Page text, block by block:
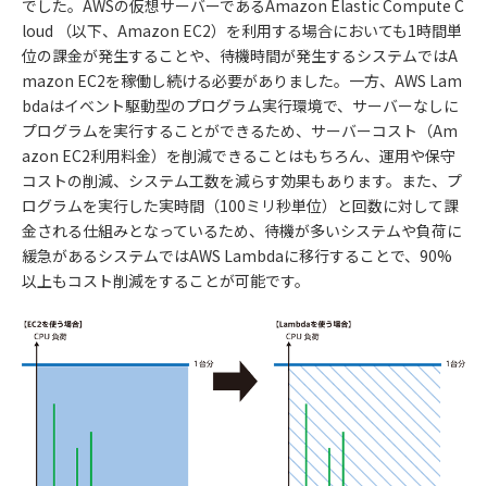
でした。AWSの仮想サーバーであるAmazon Elastic Compute C
loud （以下、Amazon EC2）を利用する場合においても1時間単
位の課金が発生することや、待機時間が発生するシステムではA
mazon EC2を稼働し続ける必要がありました。一方、AWS Lam
bdaはイベント駆動型のプログラム実行環境で、サーバーなしに
プログラムを実行することができるため、サーバーコスト（Am
azon EC2利用料金）を削減できることはもちろん、運用や保守
コストの削減、システム工数を減らす効果もあります。また、プ
ログラムを実行した実時間（100ミリ秒単位）と回数に対して課
金される仕組みとなっているため、待機が多いシステムや負荷に
緩急があるシステムではAWS Lambdaに移行することで、90%
以上もコスト削減をすることが可能です。